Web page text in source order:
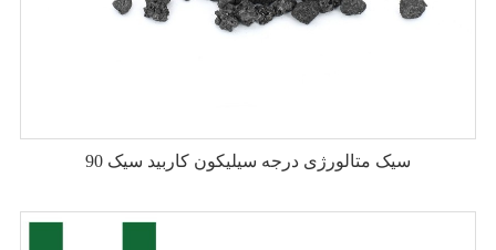
90 سیک متالورژی درجه سیلیکون کاربید سیک